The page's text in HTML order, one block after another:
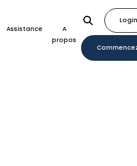
Assistance
A
propos
Login